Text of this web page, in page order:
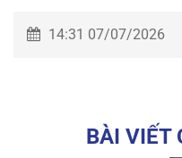
14:31 07/07/2026
BÀI VIẾT